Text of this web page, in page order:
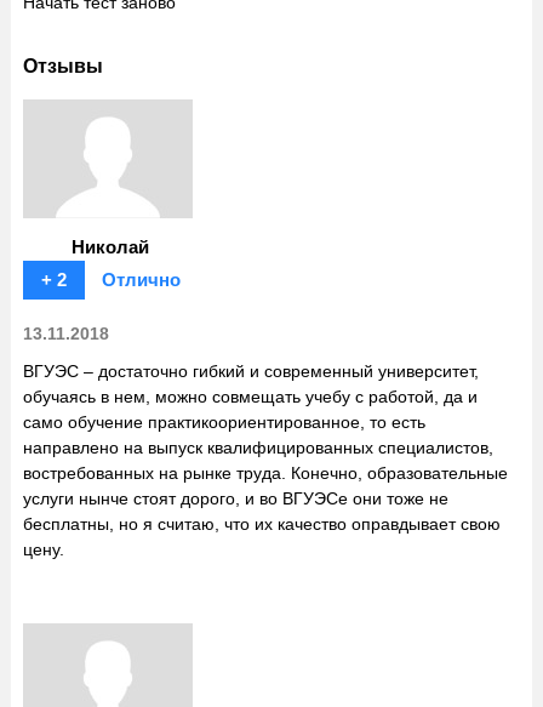
Отзывы
Николай
+ 2
Отлично
13.11.2018
ВГУЭС – достаточно гибкий и современный университет,
обучаясь в нем, можно совмещать учебу с работой, да и
само обучение практикоориентированное, то есть
направлено на выпуск квалифицированных специалистов,
востребованных на рынке труда. Конечно, образовательные
услуги нынче стоят дорого, и во ВГУЭСе они тоже не
бесплатны, но я считаю, что их качество оправдывает свою
цену.